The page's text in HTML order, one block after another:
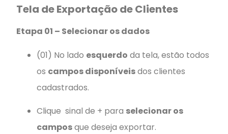
Tela de Exportação de Clientes
Etapa 01 – Selecionar os dados
(01) No lado esquerdo da tela, estão todos
os campos disponíveisdos clientes
cadastrados.
Clique sinal de + para selecionar os
camposque deseja exportar.